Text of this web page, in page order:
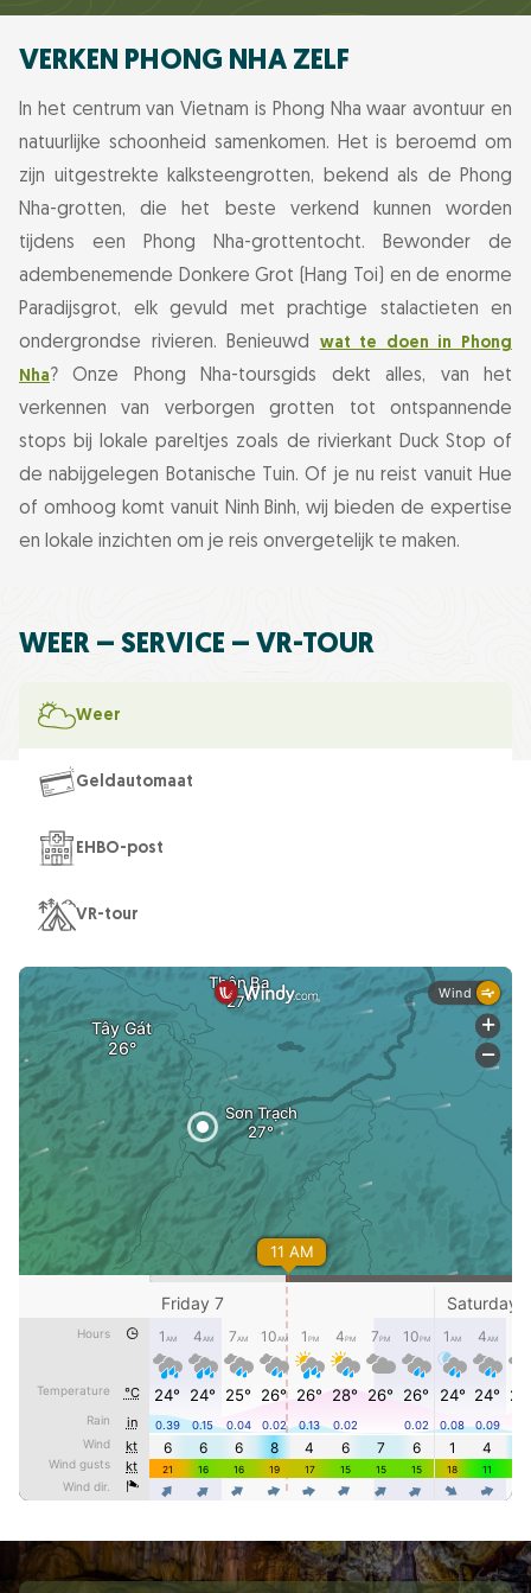
VERKEN PHONG NHA ZELF
In het centrum van Vietnam is Phong Nha waar avontuur en
natuurlijke schoonheid samenkomen. Het is beroemd om
zijn uitgestrekte kalksteengrotten, bekend als de Phong
Nha-grotten, die het beste verkend kunnen worden
tijdens een Phong Nha-grottentocht. Bewonder de
adembenemende Donkere Grot (Hang Toi) en de enorme
Paradijsgrot, elk gevuld met prachtige stalactieten en
ondergrondse rivieren. Benieuwd wat te doen in Phong
Nha? Onze Phong Nha-toursgids dekt alles, van het
verkennen van verborgen grotten tot ontspannende
stops bij lokale pareltjes zoals de rivierkant Duck Stop of
de nabijgelegen Botanische Tuin. Of je nu reist vanuit Hue
of omhoog komt vanuit Ninh Binh, wij bieden de expertise
en lokale inzichten om je reis onvergetelijk te maken.
WEER – SERVICE – VR-TOUR
Weer
Geldautomaat
EHBO-post
VR-tour